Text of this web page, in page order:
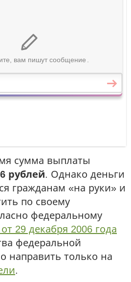
сумма выплаты
рублей. Однако деньги
гражданам «на руки» и
по своему
федеральному
29 декабря 2006 года
федеральной
направить только на
.